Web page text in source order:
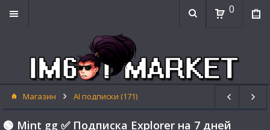
0
Магазин AI подписки (171)
🟢 Mint gg ✅ Подписка Explorer на 7 дней